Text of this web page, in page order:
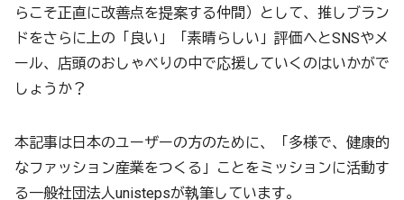
らこそ正直に改善点を提案する仲間）として、推しブラン
ドをさらに上の「良い」「素晴らしい」評価へとSNSやメ
ール、店頭のおしゃべりの中で応援していくのはいかがで
しょうか？
本記事は日本のユーザーの方のために、「多様で、健康的
なファッション産業をつくる」ことをミッションに活動す
る一般社団法人unistepsが執筆しています。